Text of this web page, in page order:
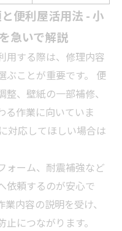
便利屋活用法 - 小
急いで解説
用する際は、修理内容
ぶことが重要です。 便
、壁紙の一部補修、
る作業に向いていま
対応してほしい場合は
ォーム、耐震補強など
依頼するのが安心で
内容の説明を受け、
につながります。